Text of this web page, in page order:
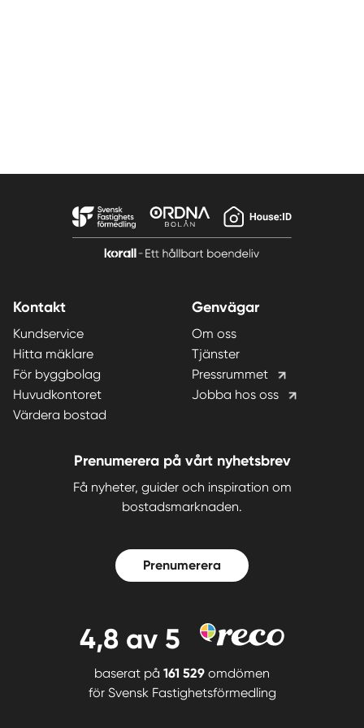
Kontakt
Kundservice
Hitta mäklare
För byggbolag
Huvudkontoret
Värdera bostad
Genvägar
Om oss
Tjänster
Pressrummet
Jobba hos oss
Prenumerera på vårt nyhetsbrev
Få nyheter, guider och inspiration om
bostadsmarknaden.
Prenumerera
4,8 av 5
baserat på 161 529 omdömen
för Svensk Fastighetsförmedling